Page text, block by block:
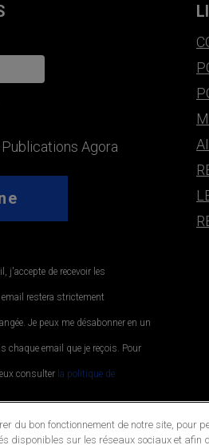
Agora
j'accepte de recevoir les
restera strictement
Je peux me désabonner en un
chaque email que je reçois. Pour
consulter la politique de
du bon fonctionnement de notre site, pour
disponibles sur les réseaux sociaux et afin